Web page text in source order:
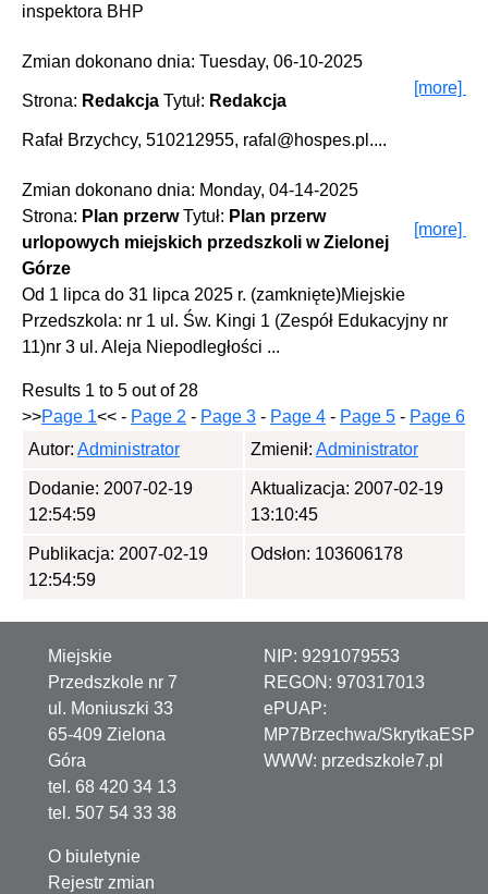
inspektora BHP
Zmian dokonano dnia: Tuesday, 06-10-2025
Strona: Redakcja Tytuł: Redakcja
[more]
Rafał Brzychcy, 510212955, rafal@hospes.pl....
Zmian dokonano dnia: Monday, 04-14-2025
Strona: Plan przerwTytuł: Plan przerw
urlopowych miejskich przedszkoli w Zielonej
Górze
[more]
Od 1 lipca do 31 lipca 2025 r. (zamknięte)Miejskie
Przedszkola: nr 1 ul. Św. Kingi 1 (Zespół Edukacyjny nr
11)nr 3 ul. Aleja Niepodległości ...
Results 1 to 5 out of 28
>>Page 1<< - Page 2 - Page 3 - Page 4 - Page 5 - Page 6
Autor: Administrator Zmienił: Administrator
Dodanie: 2007-02-19
12:54:59
Aktualizacja: 2007-02-19
13:10:45
Publikacja: 2007-02-19
12:54:59
Odsłon: 103606178
Miejskie
Przedszkole nr 7
ul. Moniuszki 33
65-409 Zielona
Góra
tel. 68 420 34 13
tel. 507 54 33 38
NIP: 9291079553
REGON: 970317013
ePUAP:
MP7Brzechwa/SkrytkaESP
WWW: przedszkole7.pl
O biuletynie
Rejestr zmian